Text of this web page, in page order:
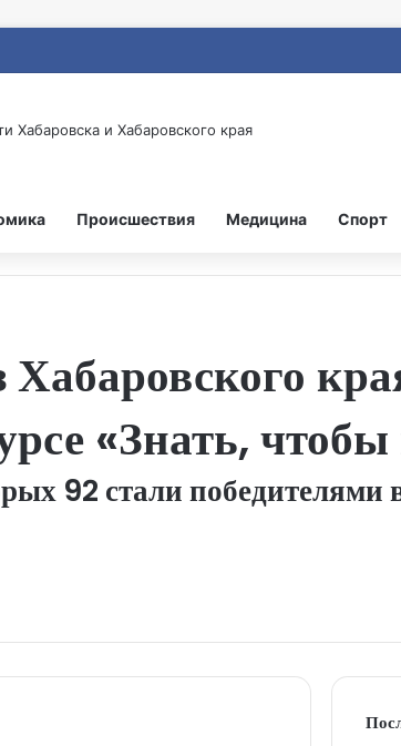
Происшествия Медицина Спорт
«Знать,
92 стали победителями